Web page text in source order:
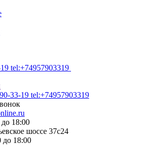
tel:+74957903319
33-19 tel:+74957903319
18:00
шоссе 37с24
до 18:00